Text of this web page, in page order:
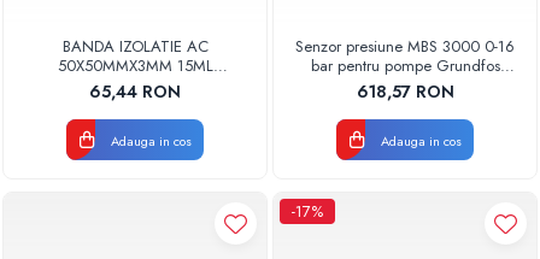
BANDA IZOLATIE AC
50X50MMX3MM 15ML
ARMAFLEX NEGRU ROLA
65,44 RON
Adauga in cos
Senzor presiune MBS 3000 0-16
bar pentru pompe Grundfos
91072078
618,57 RON
Adauga in cos
-17%